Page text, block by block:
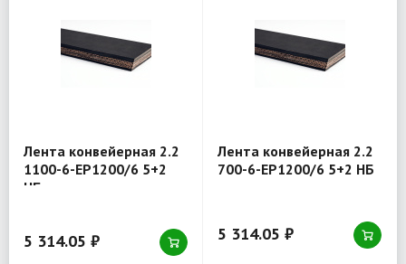
Лента конвейерная 2.2
1100-6-EP1200/6 5+2
НБ
5 314.05 ₽
Лента конвейерная 2.2
700-6-EP1200/6 5+2 НБ
5 314.05 ₽